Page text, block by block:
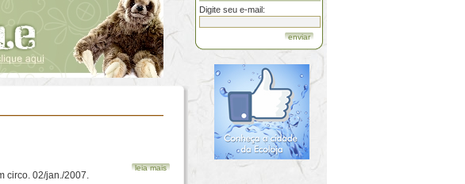
leia mais
circo. 02/jan./2007.
Digite seu e-mail:
enviar